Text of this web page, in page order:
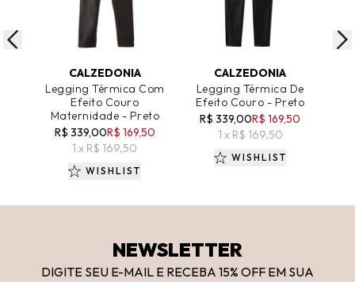
CALZEDONIA
Legging Térmica Com
Efeito Couro
Maternidade - Preto
R$ 339,00R$ 169,50
1 x R$ 169,50
WISHLIST
CALZEDONIA
Legging Térmica De
Efeito Couro - Preto
R$ 339,00R$ 169,50
1 x R$ 169,50
WISHLIST
NEWSLETTER
DIGITE SEU E-MAIL E RECEBA 15% OFF EM SUA